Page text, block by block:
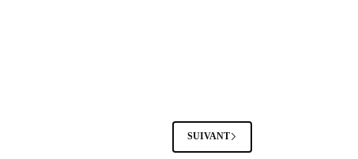
SUIVANT